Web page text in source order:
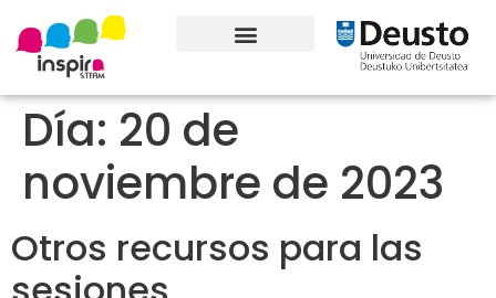
Día: 20 de
noviembre de 2023
Otros recursos para las